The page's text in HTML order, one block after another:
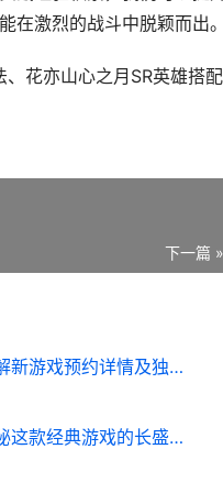
在激烈的战斗中脱颖而出。
花亦山心之月SR英雄搭配
下一篇 »
绝区零预约公布 抢先了解新游戏预约详情及独家优惠
新天龙八部开了多久 揭秘这款经典游戏的长盛不衰之路